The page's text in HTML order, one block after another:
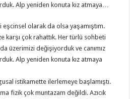
Alp yeniden konuta kız atmaya…
olarak da olsa yaşamıştım.
karşı çok rahattık. Her türlü sohbeti
üzerimizi değişiyorduk ve canımız
Alp yeniden konuta kız atmaya
istikamette ilerlemeye başlamıştı.
fizik çok muntazam değildi. Azıcık